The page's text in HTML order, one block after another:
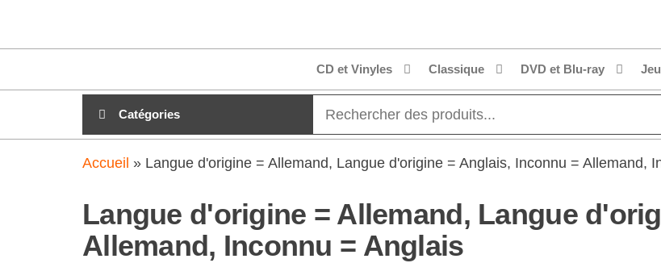
clubdial.fr
CD et Vinyles Classique DVD et Blu-ray
Catégories
Accueil » Langue d'origine = Allemand, Langue d'origine = Anglais, Inconnu = Allemand,
Langue d'origine = Allemand, Langue
Allemand, Inconnu = Anglais